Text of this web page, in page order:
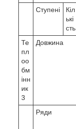
Ступені
Кіл
ькі
сть
Те
пл
оо
бм
інн
ик
3
Довжина
Ряди